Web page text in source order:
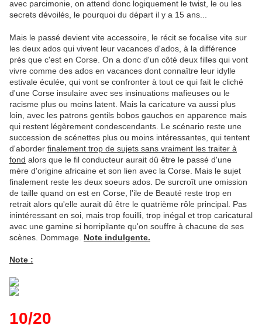
avec parcimonie, on attend donc logiquement le twist, le ou les
secrets dévoilés, le pourquoi du départ il y a 15 ans...
Mais le passé devient vite accessoire, le récit se focalise vite sur
les deux ados qui vivent leur vacances d'ados, à la différence
près que c'est en Corse. On a donc d'un côté deux filles qui vont
vivre comme des ados en vacances dont connaître leur idylle
estivale éculée, qui vont se confronter à tout ce qui fait le cliché
d'une Corse insulaire avec ses insinuations mafieuses ou le
racisme plus ou moins latent. Mais la caricature va aussi plus
loin, avec les patrons gentils bobos gauchos en apparence mais
qui restent légèrement condescendants. Le scénario reste une
succession de scénettes plus ou moins intéressantes, qui tentent
d'aborder finalement trop de sujets sans vraiment les traiter à
fond alors que le fil conducteur aurait dû être le passé d'une
mère d'origine africaine et son lien avec la Corse. Mais le sujet
finalement reste les deux soeurs ados. De surcroît une omission
de taille quand on est en Corse, l'ile de Beauté reste trop en
retrait alors qu'elle aurait dû être le quatrième rôle principal. Pas
inintéressant en soi, mais trop fouilli, trop inégal et trop caricatural
avec une gamine si horripilante qu'on souffre à chacune de ses
scènes. Dommage. Note indulgente.
Note :
10/20